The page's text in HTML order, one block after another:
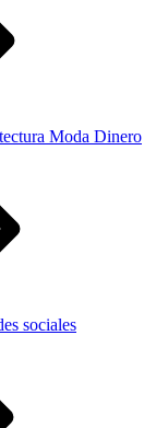
Moda Dinero
sociales